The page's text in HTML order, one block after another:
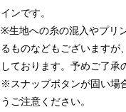
インです。
※生地への糸の混入やプリ
るものなどもございますが
しております。予めご了承
※スナップボタンが固い場
うご注意ください。